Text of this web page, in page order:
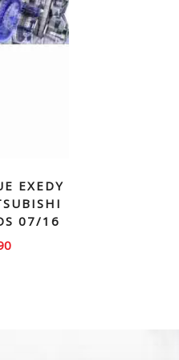
EXEDY
07/16